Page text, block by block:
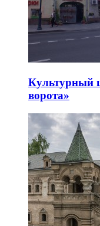
Культурный
ворота»